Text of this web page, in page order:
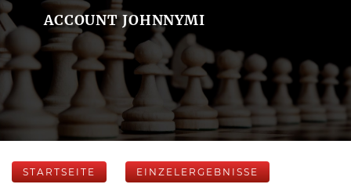
ACCOUNT JOHNNYMI
STARTSEITE EINZELERGEBNISSE